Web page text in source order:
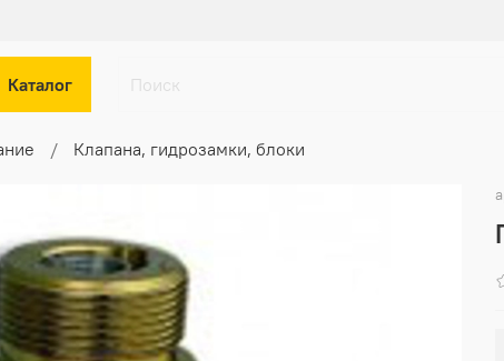
Каталог
Клапана, гидрозамки, блоки